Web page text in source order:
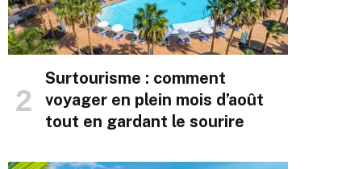
Surtourisme : comment
voyager en plein mois d’août
tout en gardant le sourire